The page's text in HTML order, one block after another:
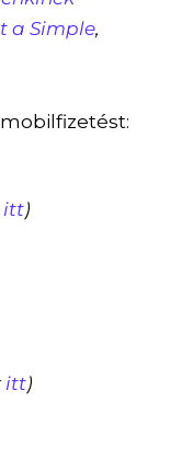
a Simple,
itt)
itt)